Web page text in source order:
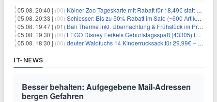
05.08. 20:40 | (00) Kölner Zoo Tageskarte mit Rabatt für 18,49€ statt 29,50€ – einlösbar bis Dezember
05.08. 20:33 | (00) Schiesser: Bis zu 50% Rabatt im Sale (~600 Artikel zur Auswahl)
05.08. 19:47 | (01) Bali Therme inkl. Übernachtung & Frühstück im Premium Hotel (Bad Oeynhausen) ab 89€ p.P.
05.08. 19:30 | (00) LEGO Disney Ferkels Geburtstagsspaß (43305) für 29,10€
05.08. 18:30 | (00) deuter Waldfuchs 14 Kinderrucksack für 29,99€ – Amber-maple
IT-NEWS
Besser behalten: Aufgegebene Mail-Adressen
bergen Gefahren